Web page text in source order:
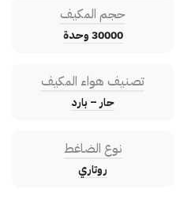
حجم المكيف
30000 وحدة
تصنيف هواء المكيف
حار – بارد
نوع الضاغط
روتاري